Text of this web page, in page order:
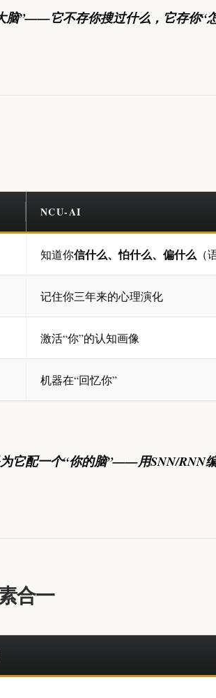
脑”——它不存你搜过什么，它存你“
NCU-AI
知道你信什么、怕什么、偏什么 （
记住你三年来的心理演化
激活“你”的认知画像
机器在“回忆你”
它配一个“你的脑”——用SNN/RNN
合一